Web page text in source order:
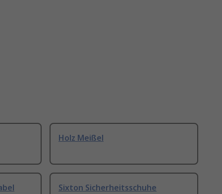
Holz Meißel
Sixton Sicherheitsschuhe